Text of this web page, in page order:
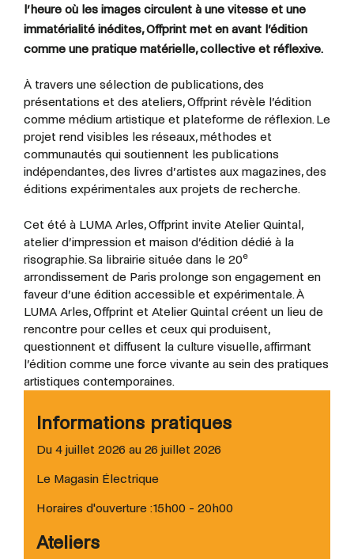
l’heure où les images circulent à une vitesse et une
immatérialité inédites, Offprint met en avant l’édition
comme une pratique matérielle, collective et réflexive.
À travers une sélection de publications, des
présentations et des ateliers, Offprint révèle l’édition
comme médium artistique et plateforme de réflexion. Le
projet rend visibles les réseaux, méthodes et
communautés qui soutiennent les publications
indépendantes, des livres d’artistes aux magazines, des
éditions expérimentales aux projets de recherche.
Cet été à LUMA Arles, Offprint invite Atelier Quintal,
atelier d’impression et maison d’édition dédié à la
risographie. Sa librairie située dans le 20e
arrondissement de Paris prolonge son engagement en
faveur d’une édition accessible et expérimentale. À
LUMA Arles, Offprint et Atelier Quintal créent un lieu de
rencontre pour celles et ceux qui produisent,
questionnent et diffusent la culture visuelle, affirmant
l’édition comme une force vivante au sein des pratiques
artistiques contemporaines.
Informations pratiques
Du 4 juillet 2026 au 26 juillet 2026
Le Magasin Électrique
Horaires d'ouverture : 15h00 - 20h00
Ateliers